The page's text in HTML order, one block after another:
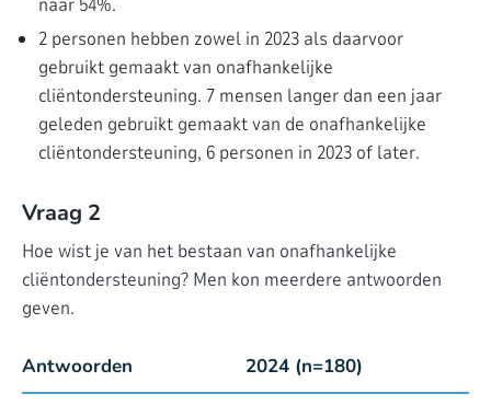
2 personen hebben zowel in 2023 als daarvoor
gebruikt gemaakt van onafhankelijke
cliëntondersteuning. 7 mensen langer dan een jaar
geleden gebruikt gemaakt van de onafhankelijke
cliëntondersteuning, 6 personen in 2023 of later.
Vraag 2
Hoe wist je van het bestaan van onafhankelijke
cliëntondersteuning? Men kon meerdere antwoorden
geven.
Antwoorden 2024 (n=180)